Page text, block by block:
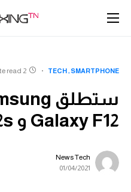
SMARTPHONE
TECH
2 minute read
Galaxy F12 و F02s في 5 أبريل
News Tech
01/04/2021